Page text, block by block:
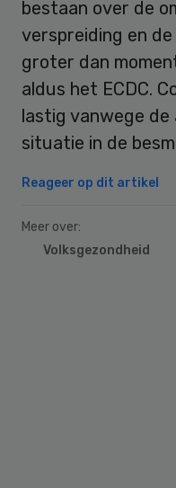
bestaan ​​over de
verspreiding en
groter dan
aldus het ECDC.
lastig vanwege de
situatie in de
Reageer op dit artikel
Meer over:
Volksgezondheid